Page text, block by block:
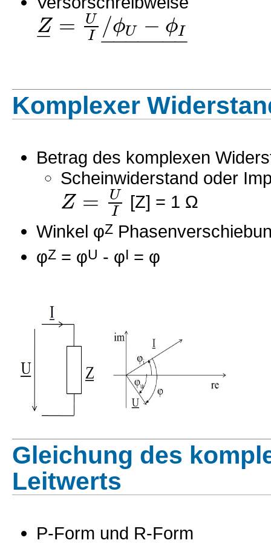
Z
− = U
I /ϕU − ϕI
− −
−−−−−
Komplexer
Betrag des komplexen
Scheinwiderstand oder
Z = U
I
[Z] = 1 Ω
Winkel φZ
φZ = φU - φI = φ
Gleichung des
Leitwerts
P-Form und R-Form